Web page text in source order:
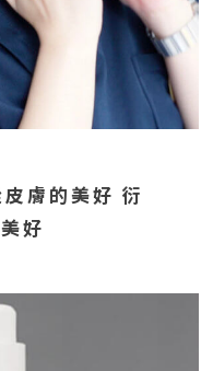
膚的美好 衍
好